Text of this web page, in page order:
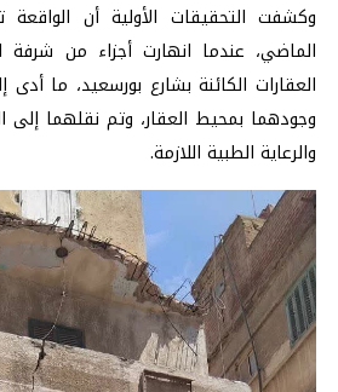
الماضي، عندما انهارت أجزاء من شرفة
العقارات الكائنة بشارع بورسعيد، ما
وجودهما بمحيط العقار، وتم نقلهما
والرعاية الطبية اللازمة.